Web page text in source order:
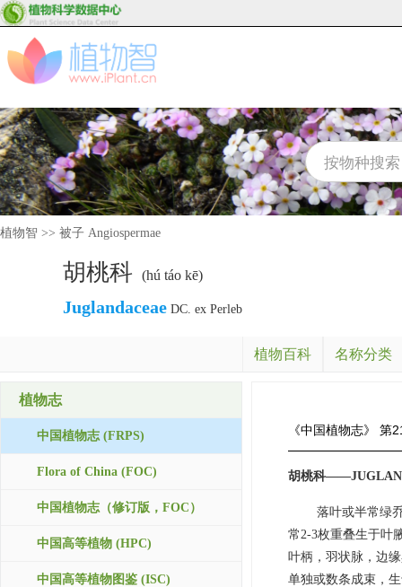
植物智 >> 被子 Angiospermae
胡桃科 (hú táo kē)
Juglandaceae DC. ex Perleb
植物百科 名称分类
植物志
中国植物志 (FRPS)
Flora of China (FOC)
中国植物志（修订版，FOC）
中国高等植物 (HPC)
中国高等植物图鉴 (ISC)
《中国植物志》 第
胡桃科
落叶或半常绿
常2-3枚重叠生于叶
叶柄，羽状脉，边
单独或数条成束，